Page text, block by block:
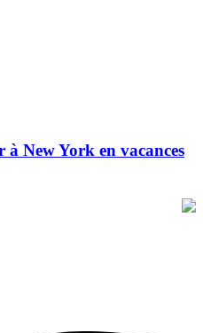
à New York en vacances